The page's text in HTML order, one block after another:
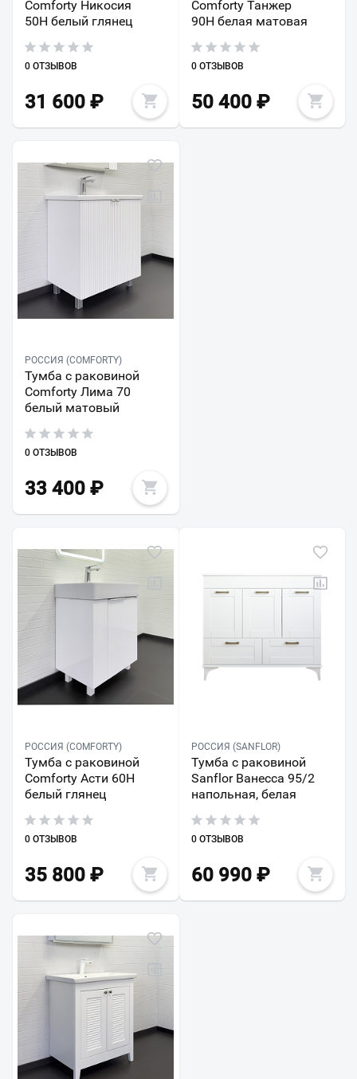
Comforty Никосия
50Н белый глянец
0 ОТЗЫВОВ
31 600 ₽
Comforty Танжер
90Н белая матовая
0 ОТЗЫВОВ
50 400₽
РОССИЯ (COMFORTY)
Тумба с раковиной
Comforty Лима 70
белый матовый
0 ОТЗЫВОВ
33 400 ₽
РОССИЯ (COMFORTY)
Тумба с раковиной
Comforty Асти 60Н
белый глянец
0 ОТЗЫВОВ
35 800 ₽
РОССИЯ (SANFLOR)
Тумба с раковиной
Sanflor Ванесса 95/2
напольная, белая
0 ОТЗЫВОВ
60 990₽